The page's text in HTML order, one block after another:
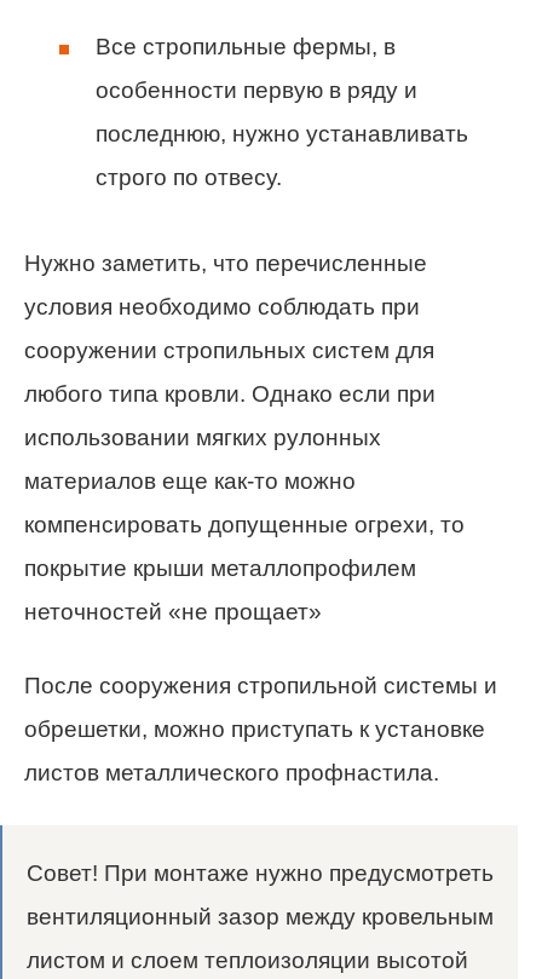
Все стропильные фермы, в
особенности первую в ряду и
последнюю, нужно устанавливать
строго по отвесу.
Нужно заметить, что перечисленные
условия необходимо соблюдать при
сооружении стропильных систем для
любого типа кровли. Однако если при
использовании мягких рулонных
материалов еще как-то можно
компенсировать допущенные огрехи, то
покрытие крыши металлопрофилем
неточностей «не прощает»
После сооружения стропильной системы и
обрешетки, можно приступать к установке
листов металлического профнастила.
Совет! При монтаже нужно предусмотреть
вентиляционный зазор между кровельным
листом и слоем теплоизоляции высотой